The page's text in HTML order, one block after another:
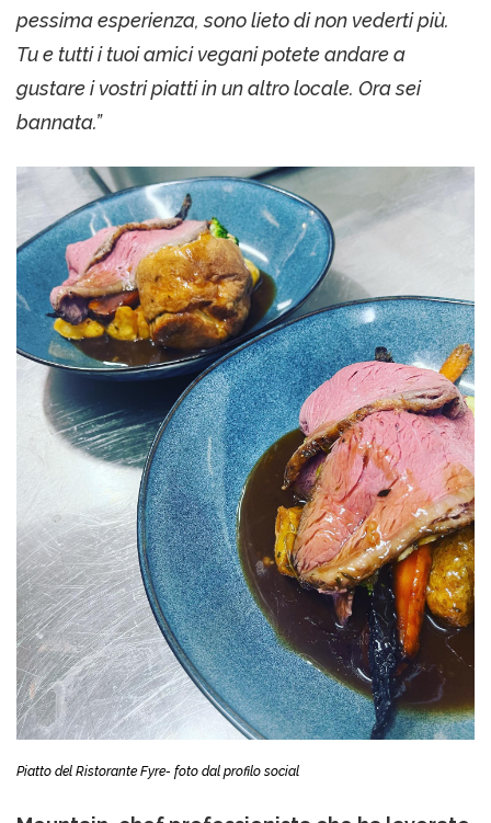
pessima esperienza, sono lieto di non vederti più.
Tu e tutti i tuoi amici vegani potete andare a
gustare i vostri piatti in un altro locale. Ora sei
bannata.”
Piatto del Ristorante Fyre- foto dal profilo social